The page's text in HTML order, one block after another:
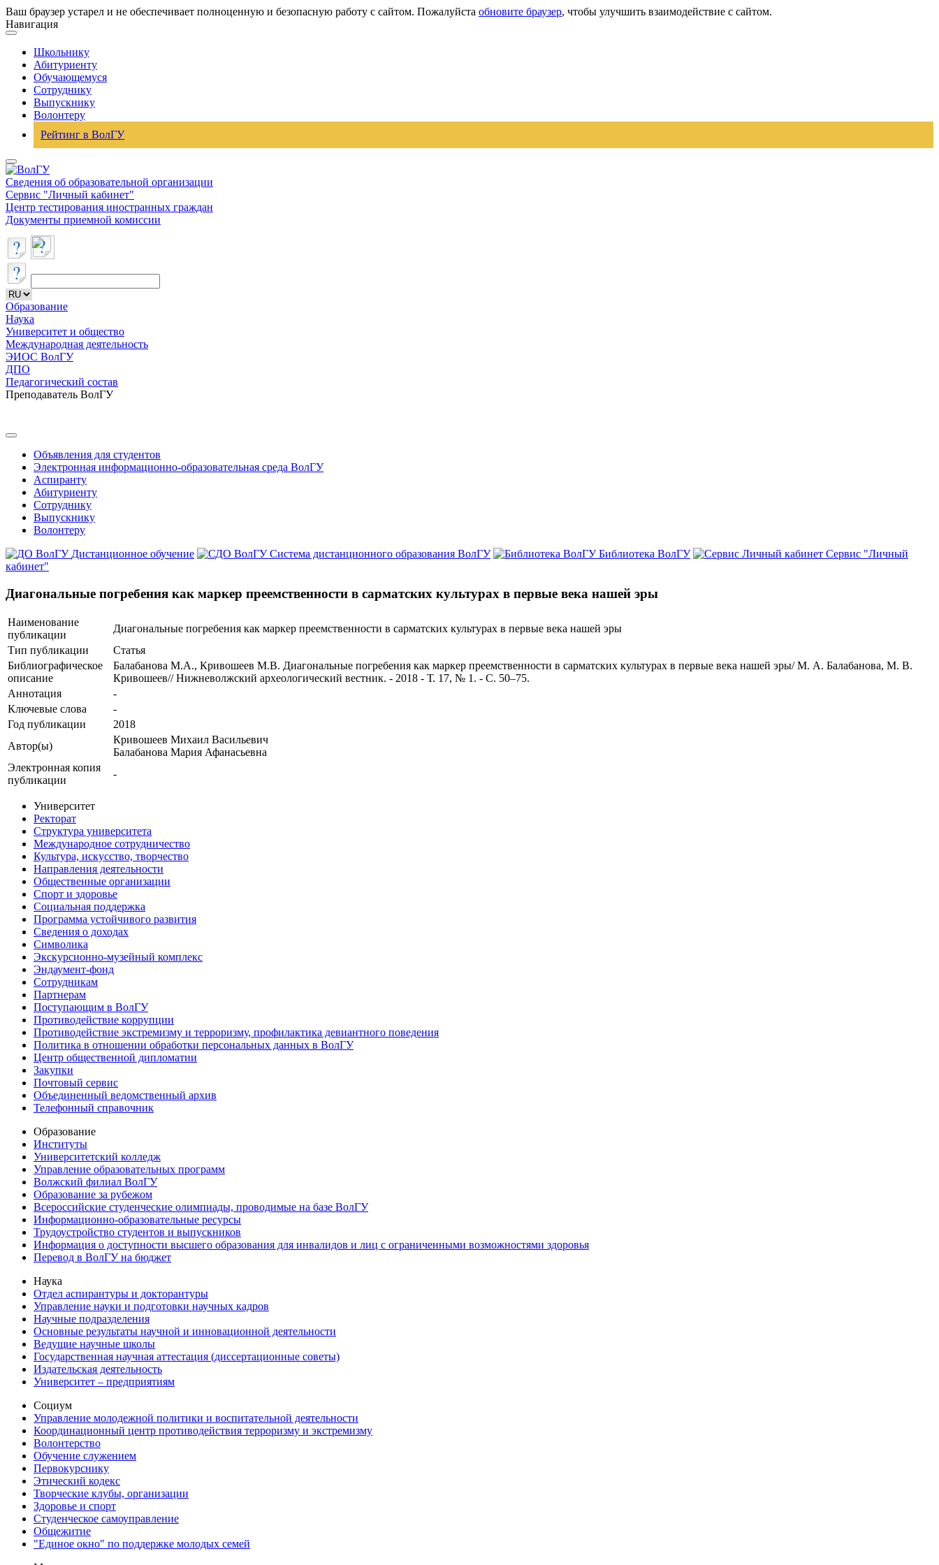
Ваш браузер устарел и не обеспечивает полноценную и безопасную работу с сайтом. Пожалуйста обновите браузер, чтобы улучшить взаимодействие с сайтом.
Навигация
Школьнику
Абитуриенту
Обучающемуся
Сотруднику
Выпускнику
Волонтеру
Рейтинг в ВолГУ
Сведения об образовательной организации
Сервис "Личный кабинет"
Центр тестирования иностранных граждан
Документы приемной комиссии
Образование
Наука
Университет и общество
Международная деятельность
ЭИОС ВолГУ
ДПО
Педагогический состав
Преподаватель ВолГУ
Объявления для студентов
Электронная информационно-образовательная среда ВолГУ
Аспиранту
Абитуриенту
Сотруднику
Выпускнику
Волонтеру
Дистанционное обучение
Система дистанционного образования ВолГУ Библиотека ВолГУ
Сервис "Личный
кабинет"
Диагональные погребения как маркер преемственности в сарматских культурах в первые века нашей эры
Наименование
публикации
Диагональные погребения как маркер преемственности в сарматских культурах в первые века нашей эры
Тип публикации
Статья
Библиографическое
описание
Балабанова М.А., Кривошеев М.В. Диагональные погребения как маркер преемственности в сарматских культурах в первые века нашей эры/ М. А. Балабанова, М. В.
Кривошеев// Нижневолжский археологический вестник. - 2018 - Т. 17, № 1. - C. 50–75.
Аннотация
-
Ключевые cлова
-
Год публикации
2018
Автор(ы)
Кривошеев Михаил Васильевич
Балабанова Мария Афанасьевна
Электронная копия
публикации
-
Университет
Ректорат
Структура университета
Международное сотрудничество
Культура, искусство, творчество
Направления деятельности
Общественные организации
Спорт и здоровье
Социальная поддержка
Программа устойчивого развития
Сведения о доходах
Символика
Экскурсионно-музейный комплекс
Эндаумент-фонд
Сотрудникам
Партнерам
Поступающим в ВолГУ
Противодействие коррупции
Противодействие экстремизму и терроризму, профилактика девиантного поведения
Политика в отношении обработки персональных данных в ВолГУ
Центр общественной дипломатии
Закупки
Почтовый сервис
Объединенный ведомственный архив
Телефонный справочник
Образование
Институты
Университетский колледж
Управление образовательных программ
Волжский филиал ВолГУ
Образование за рубежом
Всероссийские студенческие олимпиады, проводимые на базе ВолГУ
Информационно-образовательные ресурсы
Трудоустройство студентов и выпускников
Информация о доступности высшего образования для инвалидов и лиц с ограниченными возможностями здоровья
Перевод в ВолГУ на бюджет
Наука
Отдел аспирантуры и докторантуры
Управление науки и подготовки научных кадров
Научные подразделения
Основные результаты научной и инновационной деятельности
Ведущие научные школы
Государственная научная аттестация (диссертационные советы)
Издательская деятельность
Университет – предприятиям
Социум
Управление молодежной политики и воспитательной деятельности
Координационный центр противодействия терроризму и экстремизму
Волонтерство
Обучение служением
Первокурснику
Этический кодекс
Творческие клубы, организации
Здоровье и спорт
Студенческое самоуправление
Общежитие
"Единое окно" по поддержке молодых семей